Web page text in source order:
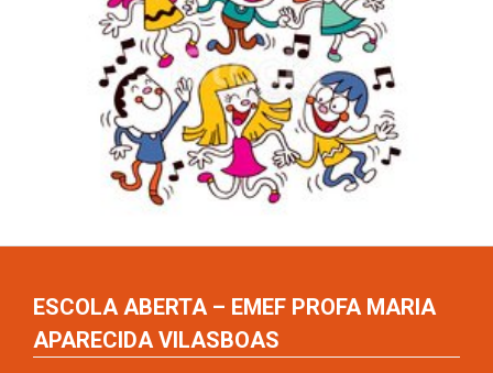
ESCOLA ABERTA – EMEF PROFA MARIA
APARECIDA VILASBOAS